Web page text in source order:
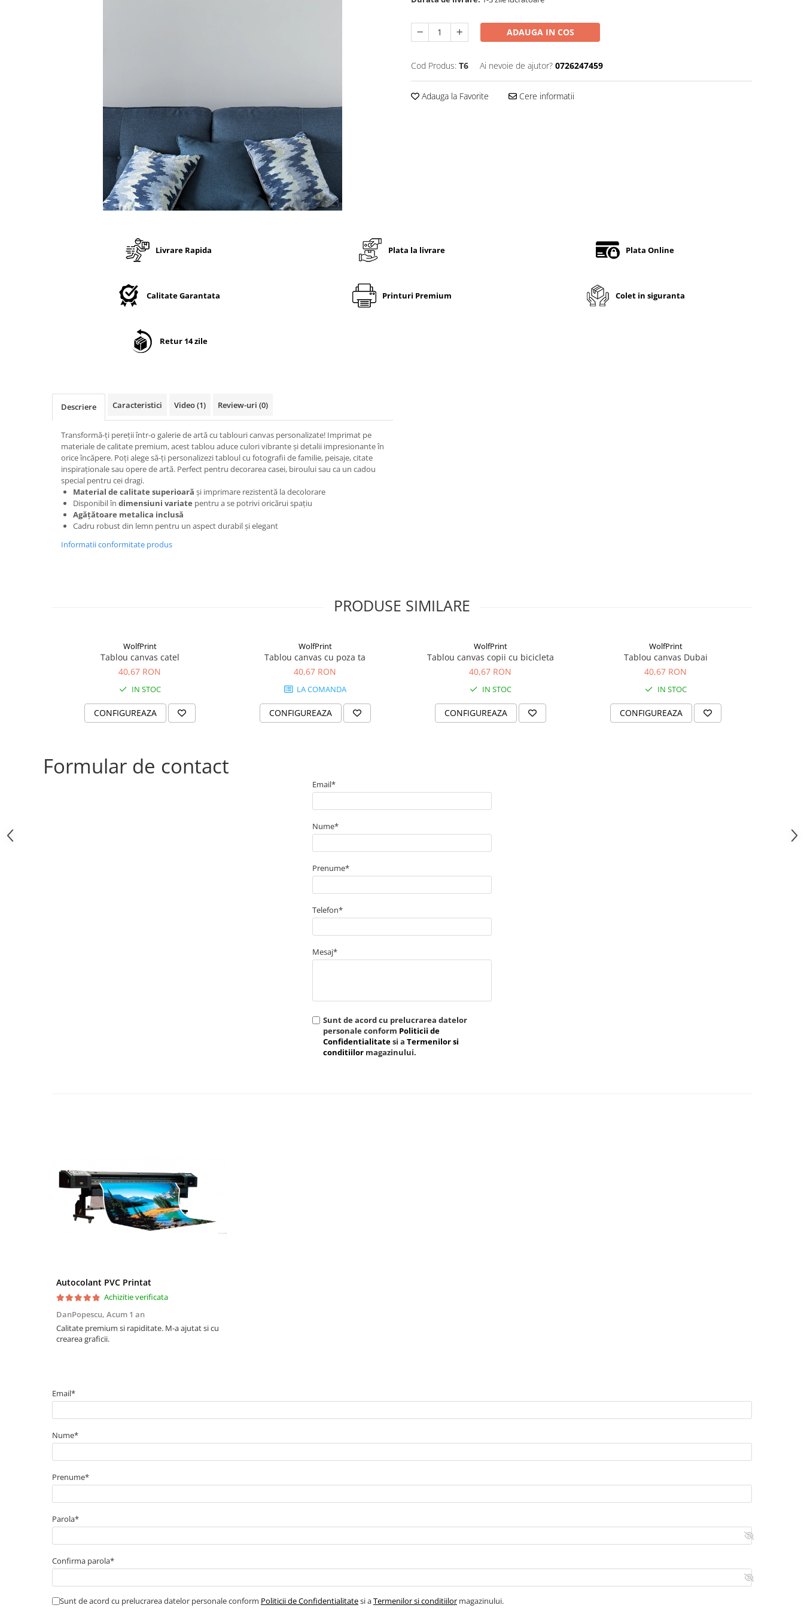
Stickere Decorative Textura Beton
Tablouri Canvas Arhitectura
Tablou Canvas Living/Sufragerie
Papetarie si organizare nunta
ADAUGA IN COS
Cod Produs: T6 Ai nevoie de ajutor? 0726247459
Adauga la Favorite Cere informatii
Livrare Rapida Plata la livrare Plata Online
Calitate Garantata Printuri Premium Colet in siguranta
Retur 14 zile
Descriere Caracteristici Video(1) Review-uri (0)
Transformă-ți pereții într-o galerie de artă cu tablouri canvas personalizate! Imprimat pe
materiale de calitate premium, acest tablou aduce culori vibrante și detalii impresionante în
orice încăpere. Poți alege să-ți personalizezi tabloul cu fotografii de familie, peisaje, citate
inspiraționale sau opere de artă. Perfect pentru decorarea casei, biroului sau ca un cadou
special pentru cei dragi.
Material de calitate superioară și imprimare rezistentă la decolorare
Disponibil în dimensiuni variate pentru a se potrivi oricărui spațiu
Agățătoare metalica inclusă
Cadru robust din lemn pentru un aspect durabil și elegant
Informatii conformitate produs
PRODUSE SIMILARE
WolfPrint
Tablou canvas catel
40,67 RON
IN STOC
CONFIGUREAZA
WolfPrint
Tablou canvas cu poza ta
40,67 RON
LA COMANDA
CONFIGUREAZA
WolfPrint
Tablou canvas copii cu bicicleta
40,67 RON
IN STOC
CONFIGUREAZA
WolfPrint
Tablou canvas Dubai
40,67 RON
IN STOC
CONFIGUREAZA
Formular de contact
Email*
Nume*
Prenume*
Telefon*
Mesaj*
Sunt de acord cu prelucrarea datelor
personale conform Politicii de
Confidentialitatesi a Termenilor si
conditiilor magazinului.
Autocolant PVC Printat
Achizitie verificata
DanPopescu, Acum 1 an
Calitate premium si rapiditate. M-a ajutat si cu
crearea graficii.
Email*
Nume*
Prenume*
Parola*
Confirma parola*
Sunt de acord cu prelucrarea datelor personale conform Politicii de Confidentialitatesi aTermenilor si conditiilor magazinului.